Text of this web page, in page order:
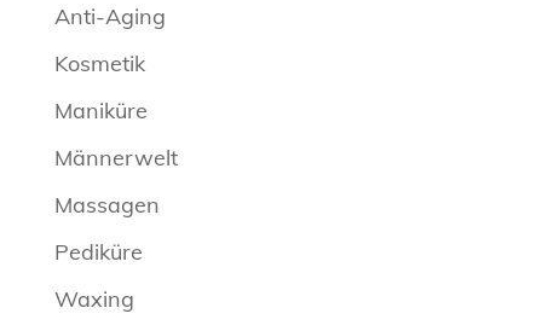
Anti-Aging
Kosmetik
Maniküre
Männerwelt
Massagen
Pediküre
Waxing